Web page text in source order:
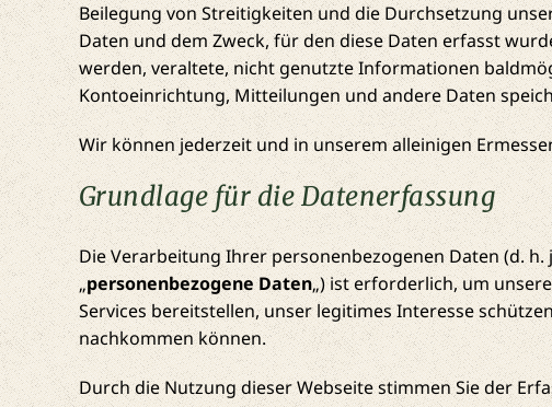
Beilegung von Streitigkeiten und die Durchsetzung
Daten und dem Zweck, für den diese Daten erfasst
werden, veraltete, nicht genutzte Informationen
Kontoeinrichtung, Mitteilungen und andere Daten
Wir können jederzeit und in unserem alleinigen
Grundlage für die Datenerfassung
Die Verarbeitung Ihrer personenbezogenen Daten (d.
„personenbezogene Daten„) ist erforderlich, um
Services bereitstellen, unser legitimes Interesse
nachkommen können.
Durch die Nutzung dieser Webseite stimmen Sie der